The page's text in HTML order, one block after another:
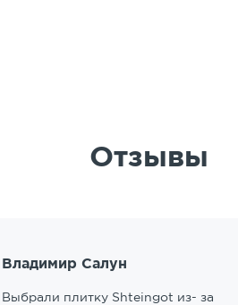
Отзывы
Владимир Салун
Выбрали плитку Shteingot из- за